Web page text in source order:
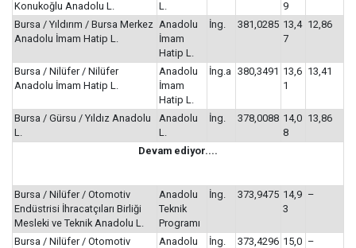
Konukoğlu Anadolu L. L.
9
Bursa / Yıldırım / Bursa Merkez
Anadolu İmam Hatip L.
Anadolu
İmam
Hatip L.
İng. 381,0285 13,4
7
12,86
Bursa / Nilüfer / Nilüfer
Anadolu İmam Hatip L.
Anadolu
İmam
Hatip L.
İng.a 380,3491 13,6
1
13,41
Bursa / Gürsu / Yıldız Anadolu
L.
Anadolu
L.
İng. 378,0088 14,0
8
13,86
Devam ediyor....
Bursa / Nilüfer / Otomotiv
Endüstrisi İhracatçıları Birliği
Mesleki ve Teknik Anadolu L.
Anadolu
Teknik
Programı
İng. 373,9475 14,9
3
–
Bursa / Nilüfer / Otomotiv
Anadolu
İng. 373,4296 15,0 –